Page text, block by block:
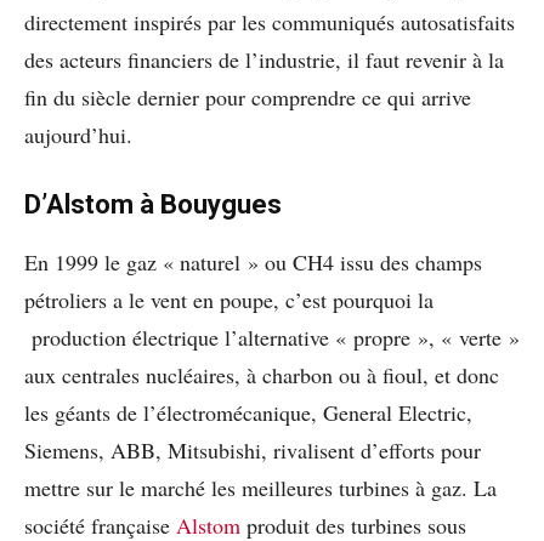
directement inspirés par les communiqués autosatisfaits
des acteurs financiers de l’industrie, il faut revenir à la
fin du siècle dernier pour comprendre ce qui arrive
aujourd’hui.
D’Alstom à Bouygues
En 1999 le gaz « naturel » ou CH4 issu des champs
pétroliers a le vent en poupe, c’est pourquoi la
production électrique l’alternative « propre », « verte »
aux centrales nucléaires, à charbon ou à fioul, et donc
les géants de l’électromécanique, General Electric,
Siemens, ABB, Mitsubishi, rivalisent d’efforts pour
mettre sur le marché les meilleures turbines à gaz. La
société française Alstom produit des turbines sous